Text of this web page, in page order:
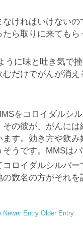
なければいけない
たら取りに来ても
うに味と吐き気で
むだけでがんが消
をコロイダルシ
その彼が、がんに
ます。効き方や飲
そうです。MMSは
コロイダルシルバ
の数名の方がそれ
Newer Entry Older Entry